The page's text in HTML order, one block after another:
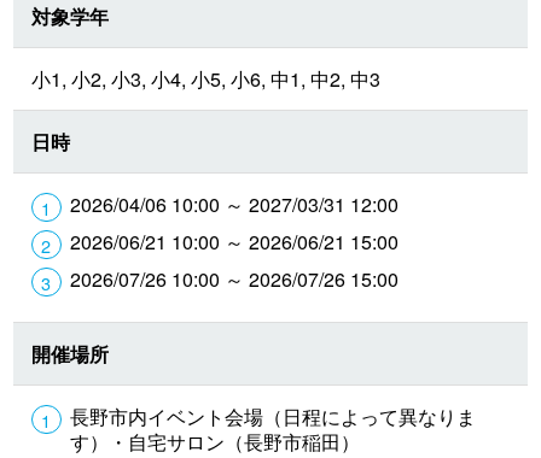
対象学年
小1, 小2, 小3, 小4, 小5, 小6, 中1, 中2, 中3
日時
2026/04/06 10:00 ～ 2027/03/31 12:00
2026/06/21 10:00 ～ 2026/06/21 15:00
2026/07/26 10:00 ～ 2026/07/26 15:00
開催場所
長野市内イベント会場（日程によって異なりま
す）・自宅サロン（長野市稲田）